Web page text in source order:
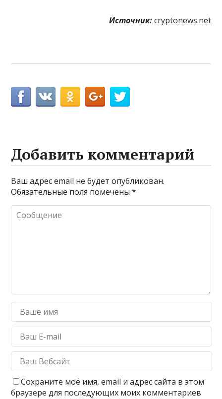
Источник: cryptonews.net
Добавить комментарий
Ваш адрес email не будет опубликован.
Обязательные поля помечены*
Сохраните моё имя, email и адрес сайта в этом
браузере для последующих моих комментариев